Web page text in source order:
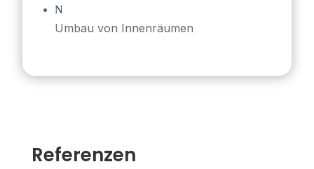
N
Umbau von Innenräumen
Referenzen